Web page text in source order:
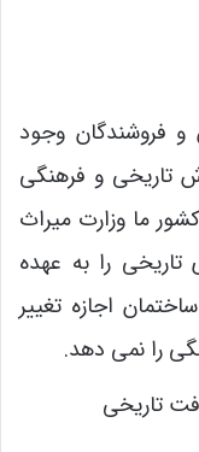
فروشندگان وجود
تاریخی و فرهنگی
ما وزارت میراث
را به عهده
اجازه تغییر
را نمی ‌دهد.